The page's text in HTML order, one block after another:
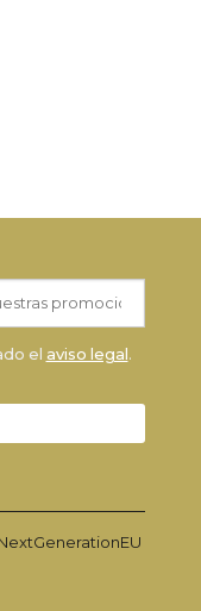
el aviso legal.